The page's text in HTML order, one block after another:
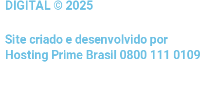
o
f
r
m
e
DIGITAL © 2025
Site criado e desenvolvido por
Hosting Prime Brasil 0800 111 0109